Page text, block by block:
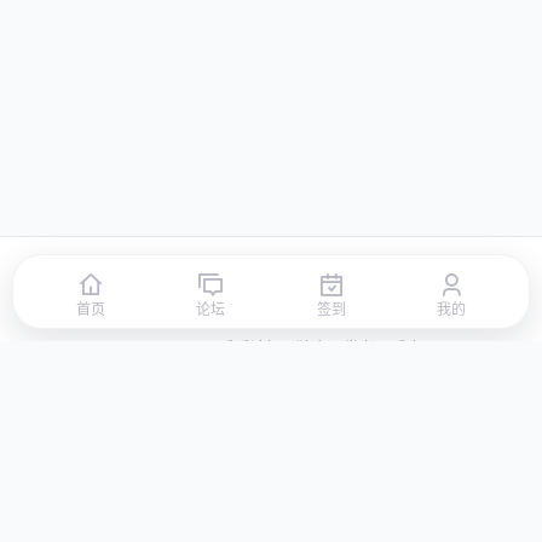
首页 签到 积分商城 站点地图
© 2026 LLBBS 乐乐论坛 · 独立开发者阿乐出品
首页 论坛 签到 我的